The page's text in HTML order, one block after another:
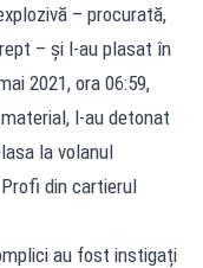
– procurată,
– și l-au plasat în
2021, ora 06:59,
l-au detonat
la volanul
din cartierul
au fost instigați